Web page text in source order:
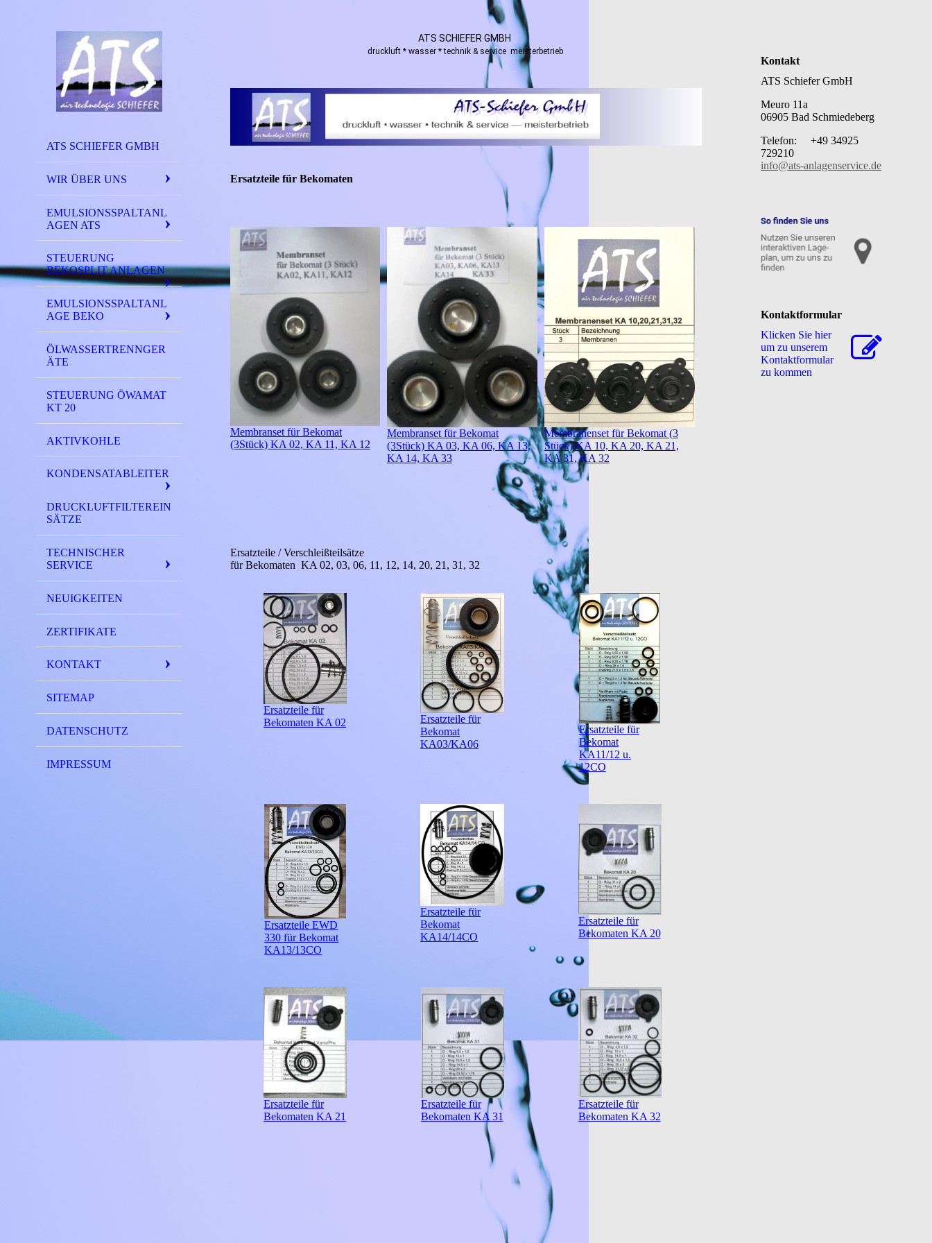
ATS SCHIEFER GMBH
WIR ÜBER UNS
EMULSIONSSPALTANL
AGEN ATS
STEUERUNG
BEKOSPLIT ANLAGEN
EMULSIONSSPALTANL
AGE BEKO
ÖLWASSERTRENNGER
ÄTE
STEUERUNG ÖWAMAT
KT 20
AKTIVKOHLE
KONDENSATABLEITER
DRUCKLUFTFILTEREIN
SÄTZE
TECHNISCHER
SERVICE
NEUIGKEITEN
ZERTIFIKATE
KONTAKT
SITEMAP
DATENSCHUTZ
IMPRESSUM
ATS SCHIEFER GMBH
druckluft * wasser * technik & service meisterbetrieb
Ersatzteile für Bekomaten
Membranset für Bekomat
(3Stück) KA 02, KA 11, KA 12
Membranset für Bekomat
(3Stück) KA 03, KA 06, KA 13,
KA 14, KA 33
Membranenset für Bekomat (3
Stück) KA 10, KA 20, KA 21,
KA 31, KA 32
Ersatzteile / Verschleißteilsätze
für Bekomaten KA 02, 03, 06, 11, 12, 14, 20, 21, 31, 32
Ersatzteile für
Bekomaten KA 02
Ersatzteile für
Bekomat
KA03/KA06
Ersatzteile für
Bekomat
KA11/12 u.
12CO
Ersatzteile EWD
330 für Bekomat
KA13/13CO
Ersatzteile für
Bekomat
KA14/14CO
Ersatzteile für
Bekomaten KA 20
Ersatzteile für
Bekomaten KA 21
Ersatzteile für
Bekomaten KA 31
Ersatzteile für
Bekomaten KA 32
Kontakt
ATS Schiefer GmbH
Meuro 11a
06905 Bad Schmiedeberg
Telefon: +49 34925
729210
info@ats-anlagenservice.de
Kontaktformular
Klicken Sie hier
um zu unserem
Kon­takt­for­mu­lar
zu kommen